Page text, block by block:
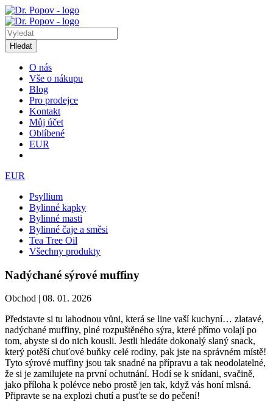
Hledat
O nás
Vše o nákupu
Blog
Pro prodejce
Kontakt
Můj účet
Oblíbené
EUR
EUR
Psyllium
Bylinné kapky
Bylinné masti
Bylinné čaje a směsi
Tea Tree Oil
Všechny produkty
Nadýchané sýrové muffiny
Obchod | 08. 01. 2026
Představte si tu lahodnou vůni, která se line vaší kuchyní… zlatavé,
nadýchané muffiny, plné rozpuštěného sýra, které přímo volají po
tom, abyste si do nich kousli. Jestli hledáte dokonalý slaný snack,
který potěší chuťové buňky celé rodiny, pak jste na správném místě!
Tyto sýrové muffiny jsou tak snadné na přípravu a tak neodolatelné,
že si je zamilujete na první ochutnání. Hodí se k snídani, svačině,
jako příloha k polévce nebo prostě jen tak, když vás honí mlsná.
Připravte se na explozi chutí a pusťte se do pečení!